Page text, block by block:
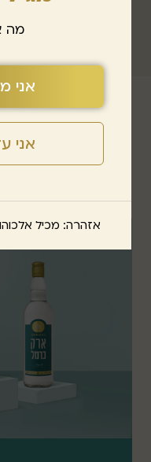
מה
אני
אני
אזהרה: מכיל